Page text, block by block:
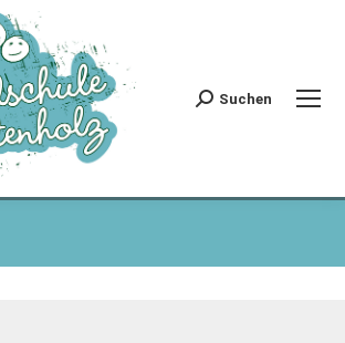
Search:
Suchen